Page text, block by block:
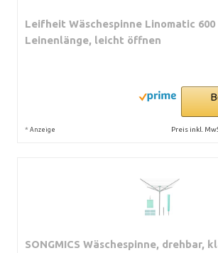
Leifheit Wäschespinne Linomatic 600
Leinenlänge, leicht öffnen
* Anzeige Preis inkl.
SONGMICS Wäschespinne, drehbar,